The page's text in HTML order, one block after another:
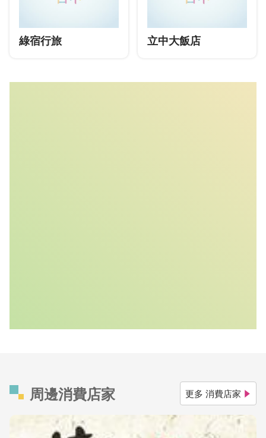
綠宿行旅 立中大飯店
周邊消費店家 更多 消費店家